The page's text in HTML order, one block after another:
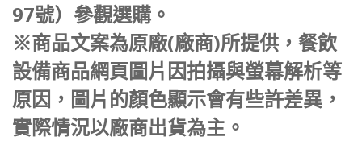
97號）參觀選購。
※商品文案為原廠(廠商)所提供，餐飲
設備商品網頁圖片因拍攝與螢幕解析等
原因，圖片的顏色顯示會有些許差異，
實際情況以廠商出貨為主。